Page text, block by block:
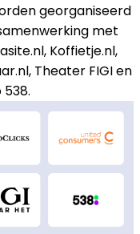
georganiseerd
met
Koffietje.nl,
Theater FIGI en
538.